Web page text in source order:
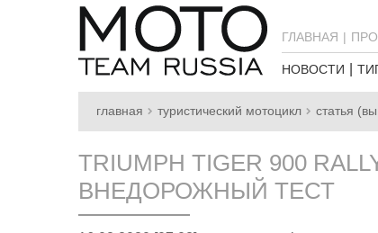
ГЛАВНАЯ
НОВОСТИ
главная туристический мотоцикл статья
TRIUMPH TIGER 900
ВНЕДОРОЖНЫЙ ТЕСТ